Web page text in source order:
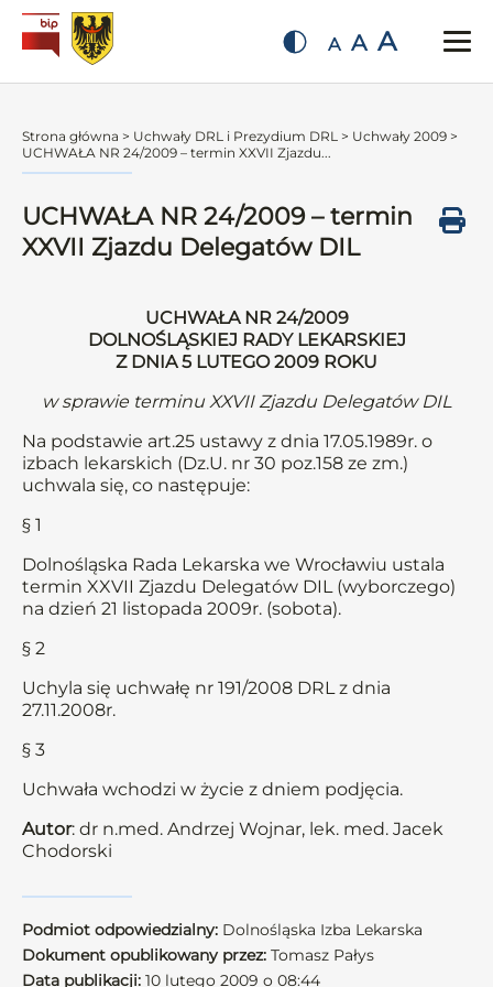
A A A
Strona główna > Uchwały DRL i Prezydium DRL > Uchwały 2009 >
UCHWAŁA NR 24/2009 – termin XXVII Zjazdu...
UCHWAŁA NR 24/2009 – termin
XXVII Zjazdu Delegatów DIL
UCHWAŁA NR 24/2009
DOLNOŚLĄSKIEJ RADY LEKARSKIEJ
Z DNIA 5 LUTEGO 2009 ROKU
w sprawie terminu XXVII Zjazdu Delegatów DIL
Na podstawie art.25 ustawy z dnia 17.05.1989r. o
izbach lekarskich (Dz.U. nr 30 poz.158 ze zm.)
uchwala się, co następuje:
§ 1
Dolnośląska Rada Lekarska we Wrocławiu ustala
termin XXVII Zjazdu Delegatów DIL (wyborczego)
na dzień 21 listopada 2009r. (sobota).
§ 2
Uchyla się uchwałę nr 191/2008 DRL z dnia
27.11.2008r.
§ 3
Uchwała wchodzi w życie z dniem podjęcia.
Autor: dr n.med. Andrzej Wojnar, lek. med. Jacek
Chodorski
Podmiot odpowiedzialny: Dolnośląska Izba Lekarska
Dokument opublikowany przez: Tomasz Pałys
Data publikacji: 10 lutego 2009 o 08:44